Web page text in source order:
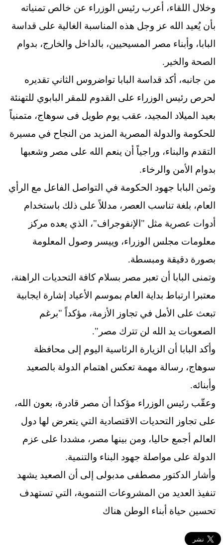
وخلال اللقاء، أعرب رئيس الوزراء عن خالص تمنياته
بأن يُعيد الله عز وجل هذه المناسبة الغالية على قداسة
البابا، وأبناء مصر المسيحيين، بالداخل والخارج، بدوام
الصحة والخير.
من جانبه، أكد قداسة البابا تواضروس الثاني تقديره
لحرص رئيس الوزراء على القدوم للمقر البابوي للتهنئة
بعيد الميلاد المجيد، عقب يوم طويل فى سوهاج، متمنياً
للحكومة والدولة المصرية المزيد من النجاح في مسيرة
التقدم والبناء، وراجياً أن ينعم الله على مصر وشعبها
بدوام الأمن والرخاء.
وثمن البابا جهود الحكومة في التواصل الفاعل مع الرأي
العام، بلغة تناسب العصر، مدللاً على ذلك باستخدام
أدوات عصرية مثل "الإنفوجراف"، الذي يعده مركز
معلومات مجلس الوزراء، وييسر وصول المعلومة
بصورة دقيقة ومبسطة.
وتمنى البابا أن تعبر مصر بسلام كافة التحديات الراهنة،
معتبرا ارتباط بداية العام بموسم الأعياد إشارة ايجابية
تبعث على الأمل في تجاوز الأزمة، مؤكداً "برغم
الصعوبات يد الله لن تترك مصر".
وأكد البابا أن الزيارة الرئاسية اليوم إلى محافظة
سوهاج، رسالة مهمة تعكس اهتمام الدولة بالصعيد
وأبنائه.
وعقّب رئيس الوزراء مؤكدا أن مصر قادرة، بعون الله،
على تجاوز التحديات الاقتصادية التي يتعرض لها دول
العالم أجمع حاليا، ومن بينها مصر، مشددا على عزم
الدولة على مواصلة جهود البناء والتنمية.
وأشار الدكتور مصطفى مدبولى إلى أن الصعيد يشهد
تنفيذ العديد من المشروعات التنموية، التي تستهدف
تحسين حياة أبناء الوطن هناك